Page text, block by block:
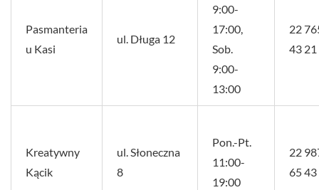
Pasmanteria
u Kasi
ul. Długa 12
9:00-
17:00,
Sob.
9:00-
13:00
22
43 21
Kreatywny
Kącik
ul. Słoneczna
8
Pon.-Pt.
11:00-
19:00
22
65 43